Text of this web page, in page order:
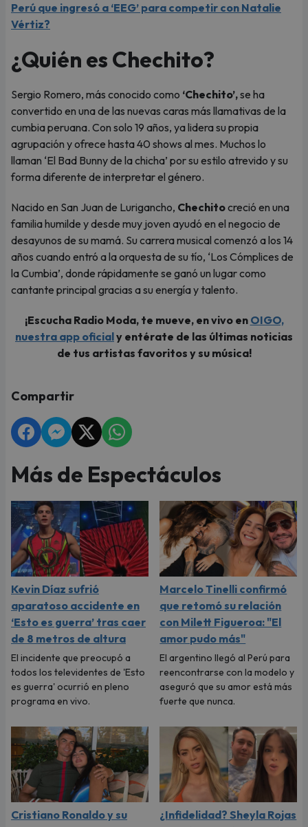
Perú que ingresó a ‘EEG’ para competir con Natalie
Vértiz?
¿Quién es Chechito?
Sergio Romero, más conocido como ‘Chechito’,se ha
convertido en una de las nuevas caras más llamativas de la
cumbia peruana. Con solo 19 años, ya lidera su propia
agrupación y ofrece hasta 40 shows al mes. Muchos lo
llaman ‘El Bad Bunny de la chicha’ por su estilo atrevido y su
forma diferente de interpretar el género.
Nacido en San Juan de Lurigancho, Chechitocreció en una
familia humilde y desde muy joven ayudó en el negocio de
desayunos de su mamá. Su carrera musical comenzó a los 14
años cuando entró a la orquesta de su tío, ‘Los Cómplices de
la Cumbia’, donde rápidamente se ganó un lugar como
cantante principal gracias a su energía y talento.
¡Escucha Radio Moda, te mueve, en vivo en OIGO,
nuestra app oficialy entérate de las últimas noticias
de tus artistas favoritos y su música!
Compartir
Más de Espectáculos
Kevin Díaz sufrió
aparatoso accidente en
‘Esto es guerra’ tras caer
de 8 metros de altura
El incidente que preocupó a
todos los televidentes de 'Esto
es guerra' ocurrió en pleno
programa en vivo.
Marcelo Tinelli confirmó
que retomó su relación
con Milett Figueroa: "El
amor pudo más"
El argentino llegó al Perú para
reencontrarse con la modelo y
aseguró que su amor está más
fuerte que nunca.
Cristiano Ronaldo y su
¿Infidelidad? Sheyla Rojas